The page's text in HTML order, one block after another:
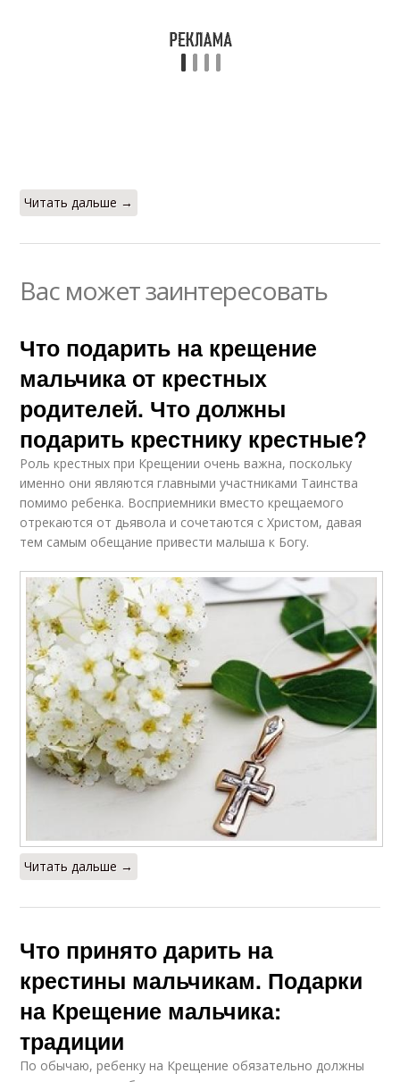
Читать дальше →
Вас может заинтересовать
Что подарить на крещение
мальчика от крестных
родителей. Что должны
подарить крестнику крестные?
Роль крестных при Крещении очень важна, поскольку
именно они являются главными участниками Таинства
помимо ребенка. Восприемники вместо крещаемого
отрекаются от дьявола и сочетаются с Христом, давая
тем самым обещание привести малыша к Богу.
Читать дальше →
Что принято дарить на
крестины мальчикам. Подарки
на Крещение мальчика:
традиции
По обычаю, ребенку на Крещение обязательно должны